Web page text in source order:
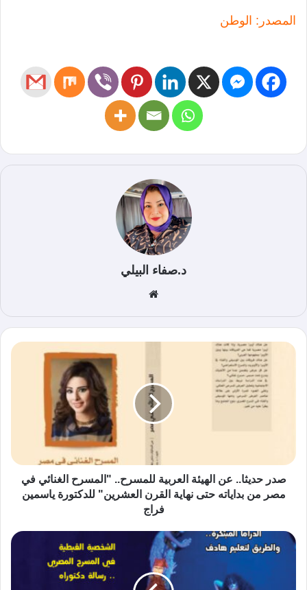
المصدر: الوطن
د.صفاء البيلي
الوي
ب
صدر حديثا.. عن الهيئة العربية للمسرح.. "المسرح الغنائي في
مصر من بداياته حتى نهاية القرن العشرين" للدكتورة ياسمين
فراج